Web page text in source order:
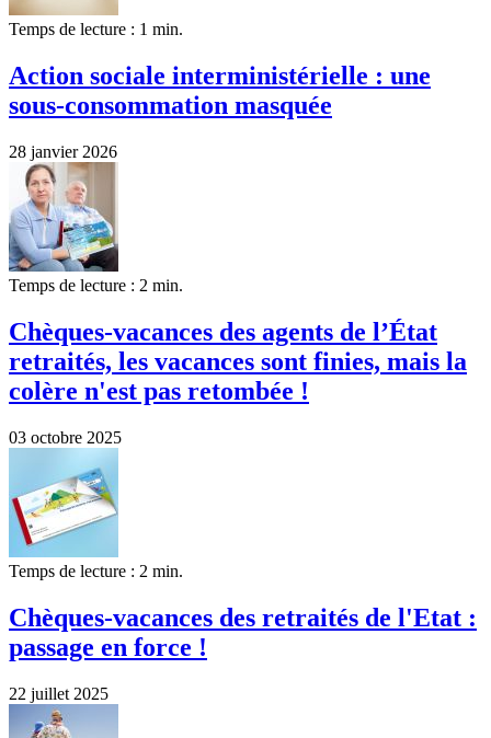
Temps de lecture : 1 min.
Action sociale interministérielle : une
sous-consommation masquée
28 janvier 2026
Temps de lecture : 2 min.
Chèques-vacances des agents de l’État
retraités, les vacances sont finies, mais la
colère n'est pas retombée !
03 octobre 2025
Temps de lecture : 2 min.
Chèques-vacances des retraités de l'Etat :
passage en force !
22 juillet 2025